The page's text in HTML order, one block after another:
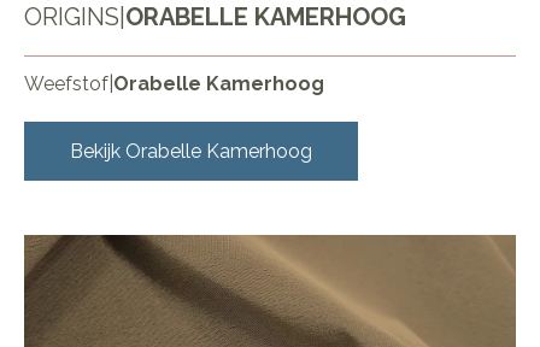
ORIGINS ORABELLE KAMERHOOG
Weefstof Orabelle Kamerhoog
Bekijk Orabelle Kamerhoog